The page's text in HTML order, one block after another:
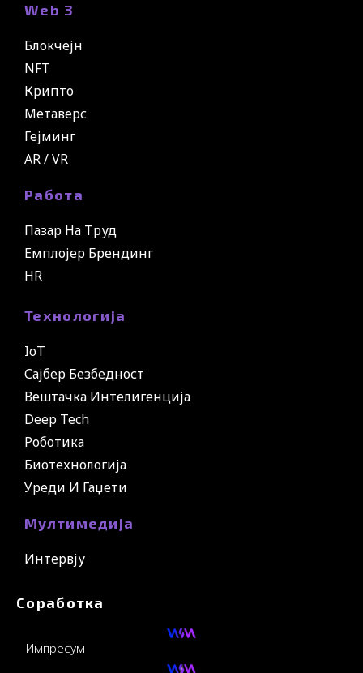
Web 3
Блокчејн
NFT
Крипто
Метаверс
Гејминг
AR / VR
Работа
Пазар На Труд
Емплојер Брендинг
HR
Технологија
IoT
Сајбер Безбедност
Вештачка Интелигенција
Deep Tech
Роботика
Биотехнологија
Уреди И Гаџети
Мултимедија
Интервју
Соработка
Импресум